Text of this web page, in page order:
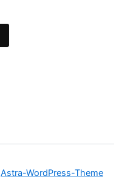
Astra-WordPress-Theme